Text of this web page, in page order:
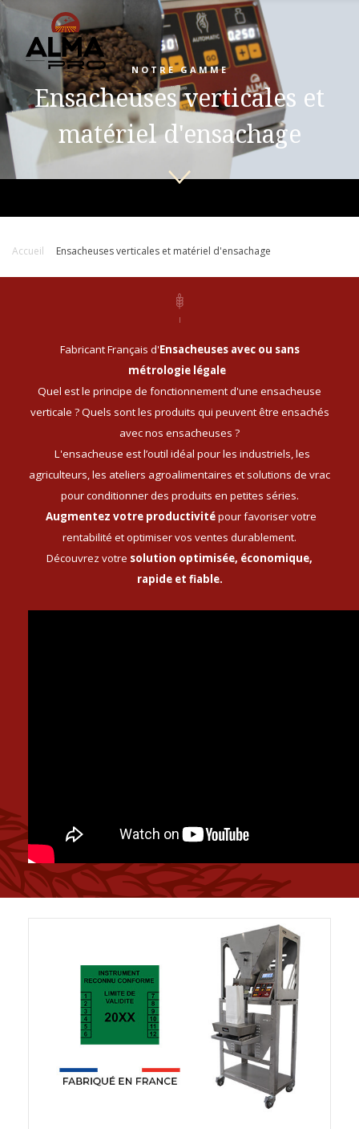
NOTRE GAMME
Ensacheuses verticales et
matériel d'ensachage
Accueil Ensacheuses verticales et matériel d'ensachage
Fabricant Français d'Ensacheuses avec ou sans
métrologie légale
Quel est le principe de fonctionnement d'une ensacheuse
verticale ? Quels sont les produits qui peuvent être ensachés
avec nos ensacheuses ?
L'ensacheuse est l’outil idéal pour les industriels, les
agriculteurs, les ateliers agroalimentaires et solutions de vrac
pour conditionner des produits en petites séries.
Augmentez votre productivitépour favoriser votre
rentabilité et optimiser vos ventes durablement.
Découvrez votre solution optimisée, économique,
rapide et fiable.